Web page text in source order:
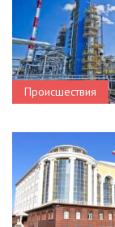
Происшествия